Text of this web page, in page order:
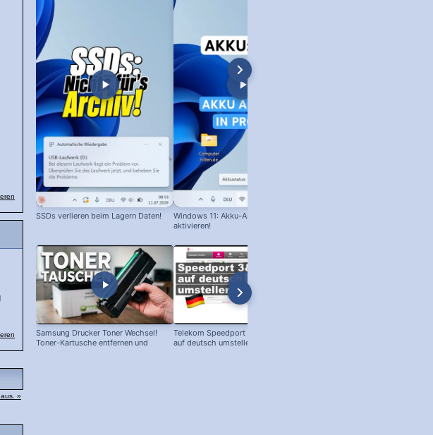
»
SSDs verlieren beim Lagern Daten!
Windows 11: Akku-Anzeige in Prozent
aktivieren!
Samsung Drucker Toner Wechsel!
Toner-Kartusche entfernen und
Telekom Speedport Router: Sprache
auf deutsch umstellen!